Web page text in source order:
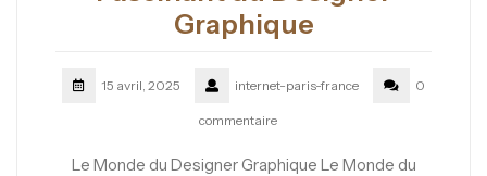
Graphique
15 avril, 2025 internet-paris-france 0
commentaire
Le Monde du Designer Graphique Le Monde du